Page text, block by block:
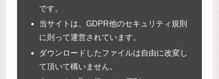
です。
当サイトは、GDPR他のセキュリティ規則
に則って運営されています。
ダウンロードしたファイルは自由に改変し
て頂いて構いません。